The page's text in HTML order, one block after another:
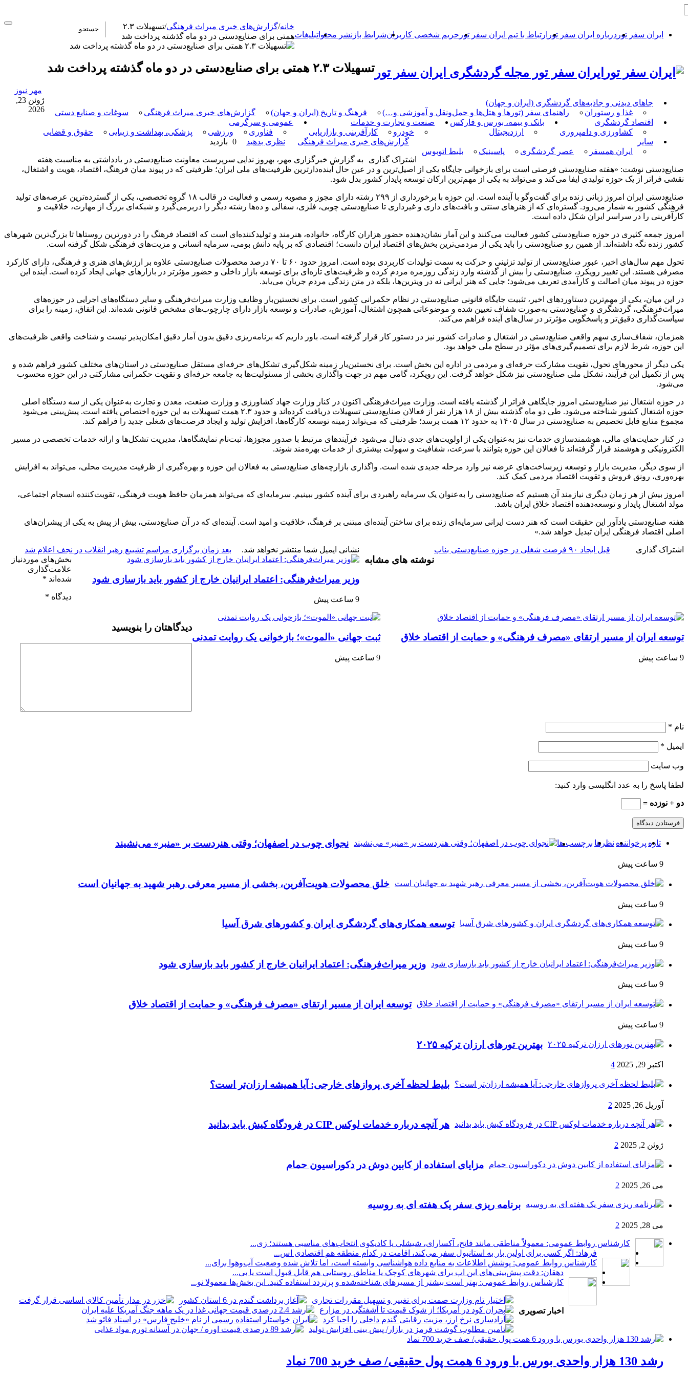
ایران سفر تور درباره ایران سفر تور ارتباط با تیم ایران سفر تور حریم شخصی کاربرانشرایط بازنشر محتوا تبلیغات
ایران سفر تور مجله گردشگری ایران سفر تور
جاهای دیدنی و جاذبه‌های گردشگری (ایران و جهان)
غذا و رستوران
راهنمای سفر (تورها و هتل‌ها و حمل‌و‌نقل و آموزشی و…) فرهنگ و تاریخ (ایران و جهان) گزارش‌های خبری میراث فرهنگی
سوغات و صنایع دستی
اقتصاد گردشگری
کشاورزی و دامپروری
بانک و بیمه، بورس و فارکس
ارزدیجیتال
صنعت و تجارت و خدمات
خودرو
کارآفرینی و بازاریابی
عمومی و سرگرمی
فناوری
ورزشی پزشکی، بهداشت و زیبایی
حقوق و قضایی
سایر
ایران همسفر
عصر گردشگری پاسینیک بلیط اتوبوس
خانه/گزارش‌های خبری میراث فرهنگی/
تسهیلات ۲.۳
همتی برای صنایع‌دستی در دو ماه گذشته پرداخت شد
تسهیلات ۲.۳ همتی برای صنایع‌دستی در دو ماه گذشته پرداخت شد
مهر نیوز
ژوئن 23,
2026
گزارش‌های خبری میراث فرهنگی نظری بدهید 0 بازدید
اشتراک گذاری
به گزارش خبرگزاری مهر، بهروز ندایی سرپرست معاونت صنایع‌دستی در یادداشتی به مناسبت هفته
صنایع‌دستی نوشت: «هفته صنایع‌دستی فرصتی است برای بازخوانی جایگاه یکی از اصیل‌ترین و در عین حال آینده‌دارترین ظرفیت‌های ملی ایران؛ ظرفیتی که در پیوند میان فرهنگ، اقتصاد، هویت و اشتغال،
نقشی فراتر از یک حوزه تولیدی ایفا می‌کند و می‌تواند به یکی از مهم‌ترین ارکان توسعه پایدار کشور بدل شود.
صنایع‌دستی ایران امروز زبانی زنده برای گفت‌وگو با آینده است. این حوزه با برخورداری از ۲۹۹ رشته دارای مجوز و مصوبه رسمی و فعالیت در قالب ۱۸ گروه تخصصی، یکی از گسترده‌ترین عرصه‌های تولید
فرهنگی کشور به شمار می‌رود. گستره‌ای که از هنرهای سنتی و بافت‌های داری و غیرداری تا صنایع‌دستی چوبی، فلزی، سفالی و ده‌ها رشته دیگر را دربرمی‌گیرد و شبکه‌ای بزرگ از مهارت، خلاقیت و
کارآفرینی را در سراسر ایران شکل داده است.
امروز جمعه کثیری در حوزه صنایع‌دستی کشور فعالیت می‌کنند و این آمار نشان‌دهنده حضور هزاران کارگاه، خانواده، هنرمند و تولیدکننده‌ای است که اقتصاد فرهنگ را در دورترین روستاها تا بزرگ‌ترین شهرهای
کشور زنده نگه داشته‌اند. از همین رو صنایع‌دستی را باید یکی از مردمی‌ترین بخش‌های اقتصاد ایران دانست؛ اقتصادی که بر پایه دانش بومی، سرمایه انسانی و مزیت‌های فرهنگی شکل گرفته است.
تحول مهم سال‌های اخیر، عبور صنایع‌دستی از تولید تزئینی و حرکت به سمت تولیدات کاربردی بوده است. امروز حدود ۶۰ تا ۷۰ درصد محصولات صنایع‌دستی علاوه بر ارزش‌های هنری و فرهنگی، دارای کارکرد
مصرفی هستند. این تغییر رویکرد، صنایع‌دستی را بیش از گذشته وارد زندگی روزمره مردم کرده و ظرفیت‌های تازه‌ای برای توسعه بازار داخلی و حضور مؤثرتر در بازارهای جهانی ایجاد کرده است. آینده این
حوزه در پیوند میان اصالت و کارآمدی تعریف می‌شود؛ جایی که هنر ایرانی نه در ویترین‌ها، بلکه در متن زندگی مردم جریان می‌یابد.
در این میان، یکی از مهم‌ترین دستاوردهای اخیر، تثبیت جایگاه قانونی صنایع‌دستی در نظام حکمرانی کشور است. برای نخستین‌بار وظایف وزارت میراث‌فرهنگی و سایر دستگاه‌های اجرایی در حوزه‌های
میراث‌فرهنگی، گردشگری و صنایع‌دستی به‌صورت شفاف تعیین شده و موضوعاتی همچون اشتغال، آموزش، صادرات و توسعه بازار دارای چارچوب‌های مشخص قانونی شده‌اند. این اتفاق، زمینه را برای
سیاست‌گذاری دقیق‌تر و پاسخگویی مؤثرتر در سال‌های آینده فراهم می‌کند.
همزمان، شفاف‌سازی سهم واقعی صنایع‌دستی در اشتغال و صادرات کشور نیز در دستور کار قرار گرفته است. باور داریم که برنامه‌ریزی دقیق بدون آمار دقیق امکان‌پذیر نیست و شناخت واقعی ظرفیت‌های
این حوزه، شرط لازم برای تصمیم‌گیری‌های مؤثر در سطح ملی خواهد بود.
یکی دیگر از محورهای تحول، تقویت مشارکت حرفه‌ای و مردمی در اداره این بخش است. برای نخستین‌بار زمینه شکل‌گیری تشکل‌های حرفه‌ای مستقل صنایع‌دستی در استان‌های مختلف کشور فراهم شده و
پس از تکمیل این فرآیند، تشکل ملی صنایع‌دستی نیز شکل خواهد گرفت. این رویکرد، گامی مهم در جهت واگذاری بخشی از مسئولیت‌ها به جامعه حرفه‌ای و تقویت حکمرانی مشارکتی در این حوزه محسوب
می‌شود.
در حوزه اشتغال نیز صنایع‌دستی امروز جایگاهی فراتر از گذشته یافته است. وزارت میراث‌فرهنگی اکنون در کنار وزارت جهاد کشاورزی و وزارت صنعت، معدن و تجارت به‌عنوان یکی از سه دستگاه اصلی
حوزه اشتغال کشور شناخته می‌شود. طی دو ماه گذشته بیش از ۱۸ هزار نفر از فعالان صنایع‌دستی تسهیلات دریافت کرده‌اند و حدود ۲.۳ همت تسهیلات به این حوزه اختصاص یافته است. پیش‌بینی می‌شود
مجموع منابع قابل تخصیص به صنایع‌دستی در سال ۱۴۰۵ به حدود ۱۲ همت برسد؛ ظرفیتی که می‌تواند زمینه توسعه کارگاه‌ها، افزایش تولید و ایجاد فرصت‌های شغلی جدید را فراهم کند.
در کنار حمایت‌های مالی، هوشمندسازی خدمات نیز به‌عنوان یکی از اولویت‌های جدی دنبال می‌شود. فرآیندهای مرتبط با صدور مجوزها، ثبت‌نام نمایشگاه‌ها، مدیریت تشکل‌ها و ارائه خدمات تخصصی در مسیر
الکترونیکی و هوشمند قرار گرفته‌اند تا فعالان این حوزه بتوانند با سرعت، شفافیت و سهولت بیشتری از خدمات بهره‌مند شوند.
از سوی دیگر، مدیریت بازار و توسعه زیرساخت‌های عرضه نیز وارد مرحله جدیدی شده است. واگذاری بازارچه‌های صنایع‌دستی به فعالان این حوزه و بهره‌گیری از ظرفیت مدیریت محلی، می‌تواند به افزایش
بهره‌وری، رونق فروش و تقویت اقتصاد مردمی کمک کند.
امروز بیش از هر زمان دیگری نیازمند آن هستیم که صنایع‌دستی را به‌عنوان یک سرمایه راهبردی برای آینده کشور ببینیم. سرمایه‌ای که می‌تواند همزمان حافظ هویت فرهنگی، تقویت‌کننده انسجام اجتماعی،
مولد اشتغال پایدار و توسعه‌دهنده اقتصاد خلاق ایران باشد.
هفته صنایع‌دستی یادآور این حقیقت است که هنر دست ایرانی سرمایه‌ای زنده برای ساختن آینده‌ای مبتنی بر فرهنگ، خلاقیت و امید است. آینده‌ای که در آن صنایع‌دستی، بیش از پیش به یکی از پیشران‌های
اصلی اقتصاد فرهنگی ایران تبدیل خواهد شد.»
اشتراک گذاری قبل ایجاد ۹۰ فرصت شغلی در حوزه صنایع‌دستی بناب بعد زمان برگزاری مراسم تشییع رهبر انقلاب در نجف اعلام شد
نوشته های مشابه
وزیر میراث‌فرهنگی: اعتماد ایرانیان خارج از کشور باید بازسازی شود
9 ساعت پیش
توسعه ایران از مسیر ارتقای «مصرف فرهنگی» و حمایت از اقتصاد خلاق
9 ساعت پیش
ثبت جهانی «الموت»؛ بازخوانی یک روایت تمدنی
9 ساعت پیش
دیدگاهتان را بنویسید
نشانی ایمیل شما منتشر نخواهد شد.
بخش‌های موردنیاز
علامت‌گذاری
شده‌اند *
دیدگاه *
نام *
ایمیل *
وب‌ سایت
لطفا پاسخ را به عدد انگلیسی وارد کنید:
دو + نوزده =
تازه پرخواننده نظرها برچسب ها نجوای چوب در اصفهان؛ وقتی هنردست بر «منبر» می‌نشیند
9 ساعت پیش
خلق محصولات هویت‌آفرین، بخشی از مسیر معرفی رهبر شهید به جهانیان است
9 ساعت پیش
توسعه همکاری‌های گردشگری ایران و کشورهای شرق آسیا
9 ساعت پیش
وزیر میراث‌فرهنگی: اعتماد ایرانیان خارج از کشور باید بازسازی شود
9 ساعت پیش
توسعه ایران از مسیر ارتقای «مصرف فرهنگی» و حمایت از اقتصاد خلاق
9 ساعت پیش
بهترین تورهای ارزان ترکیه ۲۰۲۵
اکتبر 29, 2025 4
بلیط لحظه آخری پروازهای خارجی: آیا همیشه ارزان‌تر است؟
آوریل 26, 2025 2
هر آنچه درباره خدمات لوکس CIP در فرودگاه‌ کیش باید بدانید
ژوئن 2, 2025 2
مزایای استفاده از کابین دوش در دکوراسیون حمام
می 26, 2025 2
برنامه ریزی سفر یک هفته ای به روسیه
می 28, 2025 2
کارشناس روابط عمومی: معمولاً مناطقی مانند فاتح، آکسارای، شیشلی یا کادیکوی انتخاب‌های مناسبی هستند؛ زی...
فرهاد: اگر کسی برای اولین بار به استانبول سفر می‌کند، اقامت در کدام منطقه هم اقتصادی اس...
کارشناس روابط عمومی: پوشش اطلاعات به منابع داده هواشناسی وابسته است، اما تلاش شده وضعیت آب‌وهوا برای...
دهقان: دقت پیش‌بینی‌های این اپ برای شهرهای کوچک یا مناطق روستایی هم قابل قبول است یا بی...
کارشناس روابط عمومی: بهتر است بیشتر از مسیرهای شناخته‌شده و پرتردد استفاده کنید. این بخش‌ها معمولا نو...
اخبار تصویری
رشد 130 هزار واحدی بورس با ورود 6 همت پول حقیقی/ صف خرید 700 نماد